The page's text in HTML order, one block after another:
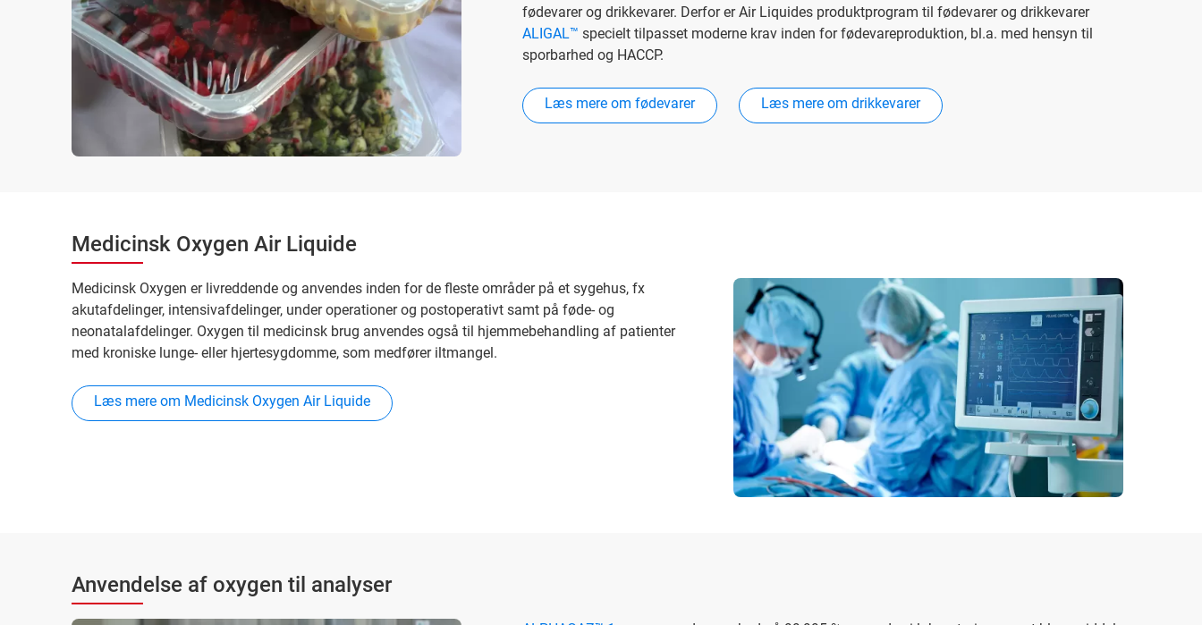
fødevarer og drikkevarer. Derfor er Air Liquides produktprogram til fødevarer og drikkevarer
ALIGAL™ specielt tilpasset moderne krav inden for fødevareproduktion, bl.a. med hensyn til
sporbarhed og HACCP.
Læs mere om fødevarer Læs mere om drikkevarer
Medicinsk Oxygen Air Liquide
Medicinsk Oxygen er livreddende og anvendes inden for de fleste områder på et sygehus, fx
akutafdelinger, intensivafdelinger, under operationer og postoperativt samt på føde- og
neonatalafdelinger. Oxygen til medicinsk brug anvendes også til hjemmebehandling af patienter
med kroniske lunge- eller hjertesygdomme, som medfører iltmangel.
Læs mere om Medicinsk Oxygen Air Liquide
Anvendelse af oxygen til analyser